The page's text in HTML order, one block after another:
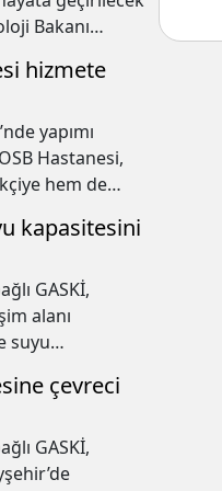
Bakanı
hizmete
yapımı
Hastanesi,
hem de
yaşayan
sunmayı
kapasitesini
GASKİ,
alanı
suyu
Tesisi’ni
çevreci
GASKİ,